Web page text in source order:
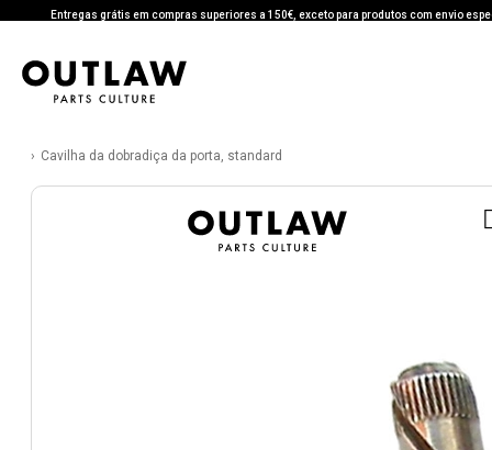
Entregas grátis em compras superiores a 150€, exceto para produtos com envio
Cavilha da dobradiça da porta, standard